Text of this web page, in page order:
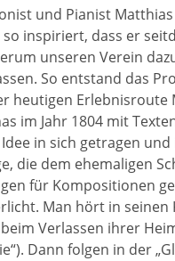
und Pianist
inspiriert, dass er
unseren Verein
So entstand das
heutigen Erlebnisroute
im Jahr 1804 mit
in sich getragen
die dem ehemaligen
für Kompositionen
Man hört in
Verlassen ihrer
Dann folgen in der